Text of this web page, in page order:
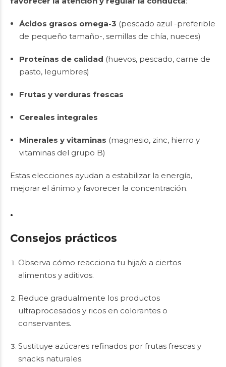
Ácidos grasos omega-3 (pescado azul -preferible
de pequeño tamaño-, semillas de chía, nueces)
Proteínas de calidad (huevos, pescado, carne de
pasto, legumbres)
Frutas y verduras frescas
Cereales integrales
Minerales y vitaminas (magnesio, zinc, hierro y
vitaminas del grupo B)
Estas elecciones ayudan a estabilizar la energía,
mejorar el ánimo y favorecer la concentración.
.
Consejos prácticos
Observa cómo reacciona tu hija/o a ciertos
alimentos y aditivos.
Reduce gradualmente los productos
ultraprocesados y ricos en colorantes o
conservantes.
Sustituye azúcares refinados por frutas frescas y
snacks naturales.